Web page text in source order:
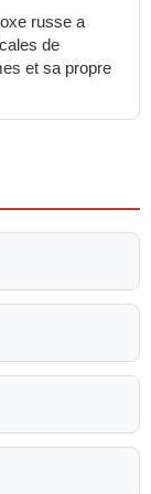
russe a
de
et sa propre